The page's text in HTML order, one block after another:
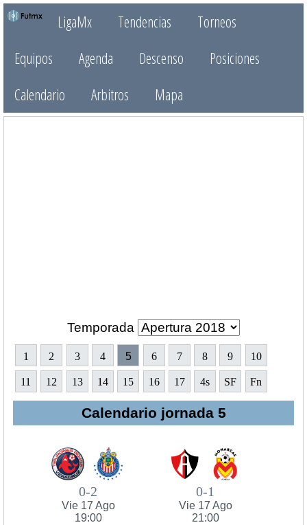
LigaMx Tendencias
Torneos
Equipos
Agenda Descenso
Posiciones
Calendario
Arbitros Mapa
Temporada
1 2 3 4 5 6 7 8 9 10
11 12 13 14 15 16 17 4s SF Fn
Calendario jornada 5
0-2
Vie 17 Ago
19:00
0-1
Vie 17 Ago
21:00